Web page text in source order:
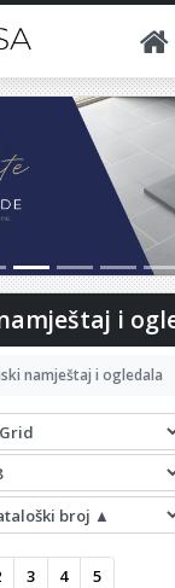
i
namještaj i ogledala
3 4 5